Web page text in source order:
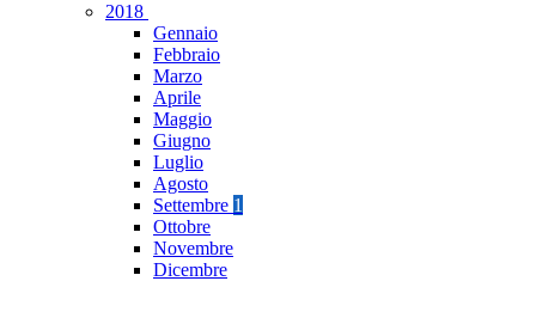
2018
Gennaio
Febbraio
Marzo
Aprile
Maggio
Giugno
Luglio
Agosto
Settembre 1
Ottobre
Novembre
Dicembre